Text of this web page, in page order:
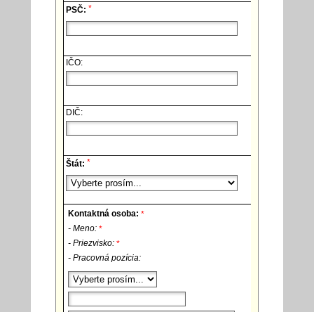
PSČ: *
IČO:
DIČ:
Štát: *
Kontaktná osoba: *
- Meno: *
- Priezvisko: *
- Pracovná pozícia: